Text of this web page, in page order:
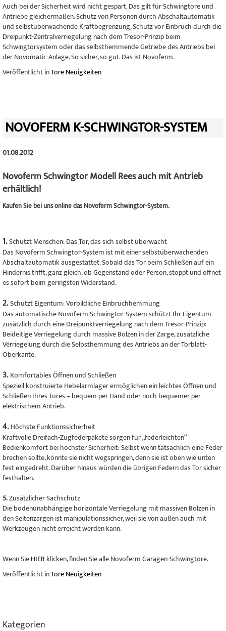
Auch bei der Sicherheit wird nicht gespart. Das gilt für Schwingtore und
Antriebe gleichermaßen. Schutz von Personen durch Abschaltautomatik
und selbstüberwachende Kraftbegrenzung, Schutz vor Einbruch durch die
Dreipunkt-Zentralverriegelung nach dem Tresor-Prinzip beim
Schwingtorsystem oder das selbsthemmende Getriebe des Antriebs bei
der Novomatic-Anlage. So sicher, so gut. Das ist Novoferm.
Veröffentlicht inTore Neuigkeiten
NOVOFERM K-SCHWINGTOR-SYSTEM
01.08.2012
Novoferm Schwingtor Modell Rees auch mit Antrieb
erhältlich!
Kaufen Sie bei uns online das Novoferm Schwingtor-System.
1.Schützt Menschen: Das Tor, das sich selbst überwacht
Das Novoferm Schwingtor-System ist mit einer selbstüberwachenden
Abschaltautomatik ausgestattet. Sobald das Tor beim Schließen auf ein
Hindernis trifft, ganz gleich, ob Gegenstand oder Person, stoppt und öffnet
es sofort beim geringsten Widerstand.
2.Schützt Eigentum: Vorbildliche Einbruchhemmung
Das automatische Novoferm Schwingtor-System schützt Ihr Eigentum
zusätzlich durch eine Dreipunktverriegelung nach dem Tresor-Prinzip:
Beideitige Verriegelung durch massive Bolzen in der Zarge, zusätzliche
Verriegelung durch die Selbsthemmung des Antriebs an der Torblatt-
Oberkante.
3. Komfortables Öffnen und Schließen
Speziell konstruierte Hebelarmlager ermöglichen ein leichtes Öffnen und
Schließen Ihres Tores – bequem per Hand oder noch bequemer per
elektrischem Antrieb.
4. Höchste Funktionssicherheit
Kraftvolle Dreifach-Zugfederpakete sorgen für „federleichten“
Bedienkomfort bei höchster Sicherheit: Selbst wenn tatsächlich eine Feder
brechen sollte, könnte sie nicht wegspringen, denn sie ist oben wie unten
fest eingedreht. Darüber hinaus würden die übrigen Federn das Tor sicher
festhalten.
5.Zusätzlicher Sachschutz
Die bodenunabhängige horizontale Verriegelung mit massiven Bolzen in
den Seitenzargen ist manipulationssicher, weil sie von außen auch mit
Werkzeugen nicht erreicht werden kann.
Wenn SieHIER klicken, finden Sie alle Novoferm Garagen-Schwingtore.
Veröffentlicht inTore Neuigkeiten
Kategorien